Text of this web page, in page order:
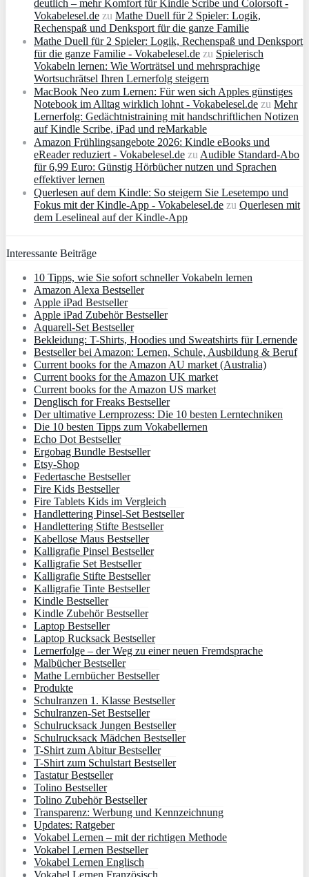
deutlich – mehr Komfort für Kindle Scribe und Colorsoft -
Vokabelesel.de zu Mathe Duell für 2 Spieler: Logik,
Rechenspaß und Denksport für die ganze Familie
Mathe Duell für 2 Spieler: Logik, Rechenspaß und Denksport
für die ganze Familie - Vokabelesel.de zu Spielerisch
Vokabeln lernen: Wie Worträtsel und mehrsprachige
Wortsuchrätsel Ihren Lernerfolg steigern
MacBook Neo zum Lernen: Für wen sich Apples günstiges
Notebook im Alltag wirklich lohnt - Vokabelesel.de zu Mehr
Lernerfolg: Gedächtnistraining mit handschriftlichen Notizen
auf Kindle Scribe, iPad und reMarkable
Amazon Frühlingsangebote 2026: Kindle eBooks und
eReader reduziert - Vokabelesel.de zu Audible Standard-Abo
für 6,99 Euro: Günstig Hörbücher nutzen und Sprachen
effektiver lernen
Querlesen auf dem Kindle: So steigern Sie Lesetempo und
Fokus mit der Kindle-App - Vokabelesel.de zu Querlesen mit
dem Leselineal auf der Kindle-App
Interessante Beiträge
10 Tipps, wie Sie sofort schneller Vokabeln lernen
Amazon Alexa Bestseller
Apple iPad Bestseller
Apple iPad Zubehör Bestseller
Aquarell-Set Bestseller
Bekleidung: T-Shirts, Hoodies und Sweatshirts für Lernende
Bestseller bei Amazon: Lernen, Schule, Ausbildung & Beruf
Current books for the Amazon AU market (Australia)
Current books for the Amazon UK market
Current books for the Amazon US market
Denglisch for Freaks Bestseller
Der ultimative Lernprozess: Die 10 besten Lerntechniken
Die 10 besten Tipps zum Vokabellernen
Echo Dot Bestseller
Ergobag Bundle Bestseller
Etsy-Shop
Federtasche Bestseller
Fire Kids Bestseller
Fire Tablets Kids im Vergleich
Handlettering Pinsel-Set Bestseller
Handlettering Stifte Bestseller
Kabellose Maus Bestseller
Kalligrafie Pinsel Bestseller
Kalligrafie Set Bestseller
Kalligrafie Stifte Bestseller
Kalligrafie Tinte Bestseller
Kindle Bestseller
Kindle Zubehör Bestseller
Laptop Bestseller
Laptop Rucksack Bestseller
Lernerfolge – der Weg zu einer neuen Fremdsprache
Malbücher Bestseller
Mathe Lernbücher Bestseller
Produkte
Schulranzen 1. Klasse Bestseller
Schulranzen-Set Bestseller
Schulrucksack Jungen Bestseller
Schulrucksack Mädchen Bestseller
T-Shirt zum Abitur Bestseller
T-Shirt zum Schulstart Bestseller
Tastatur Bestseller
Tolino Bestseller
Tolino Zubehör Bestseller
Transparenz: Werbung und Kennzeichnung
Updates: Ratgeber
Vokabel Lernen – mit der richtigen Methode
Vokabel Lernen Bestseller
Vokabel Lernen Englisch
Vokabel Lernen Französisch